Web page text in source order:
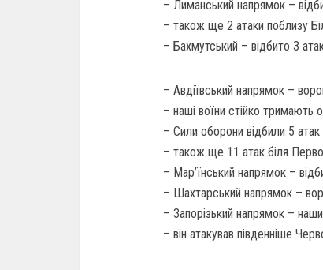
– Лиманський напрямок –
– також ще 2 атаки поблизу
– Бахмутський – відбито 3
– Авдіївський напрямок –
– наші воїни стійко тримають
– Сили оборони відбили 5 атак
– також ще 11 атак біля
– Мар’їнський напрямок –
– Шахтарський напрямок –
– Запорізький напрямок –
– він атакував південніше